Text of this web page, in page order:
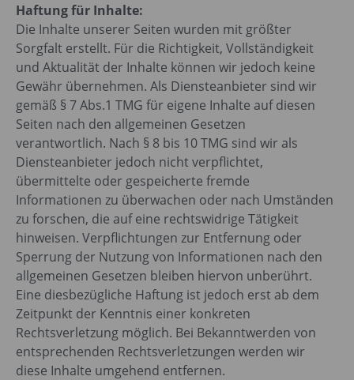
Haftung für Inhalte:
Die Inhalte unserer Seiten wurden mit größter
Sorgfalt erstellt. Für die Richtigkeit, Vollständigkeit
und Aktualität der Inhalte können wir jedoch keine
Gewähr übernehmen. Als Diensteanbieter sind wir
gemäß § 7 Abs.1 TMG für eigene Inhalte auf diesen
Seiten nach den allgemeinen Gesetzen
verantwortlich. Nach § 8 bis 10 TMG sind wir als
Diensteanbieter jedoch nicht verpflichtet,
übermittelte oder gespeicherte fremde
Informationen zu überwachen oder nach Umständen
zu forschen, die auf eine rechtswidrige Tätigkeit
hinweisen. Verpflichtungen zur Entfernung oder
Sperrung der Nutzung von Informationen nach den
allgemeinen Gesetzen bleiben hiervon unberührt.
Eine diesbezügliche Haftung ist jedoch erst ab dem
Zeitpunkt der Kenntnis einer konkreten
Rechtsverletzung möglich. Bei Bekanntwerden von
entsprechenden Rechtsverletzungen werden wir
diese Inhalte umgehend entfernen.